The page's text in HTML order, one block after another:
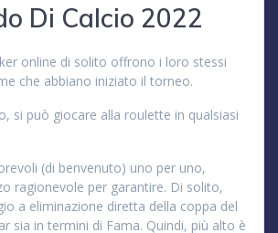
Di Calcio 2022
online di solito offrono i loro stessi
che abbiano iniziato il torneo.
si può giocare alla roulette in qualsiasi
(di benvenuto) uno per uno,
ragionevole per garantire. Di solito,
a eliminazione diretta della coppa del
sia in termini di Fama. Quindi, più alto è